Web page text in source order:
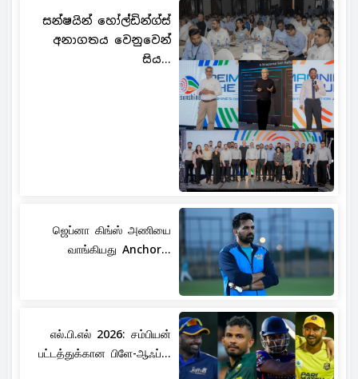
සන්ෂයින් හෝල්ඩින්ග්ස්
අනාගතය වෙනුවෙන්
සිය...
ஜெப்னா கிங்ஸ் அணியை
வாங்கியது Anchor...
எல்.பி.எல் 2026: சம்பியன்
பட்டத்துக்கான பிளே-ஆஃப்...